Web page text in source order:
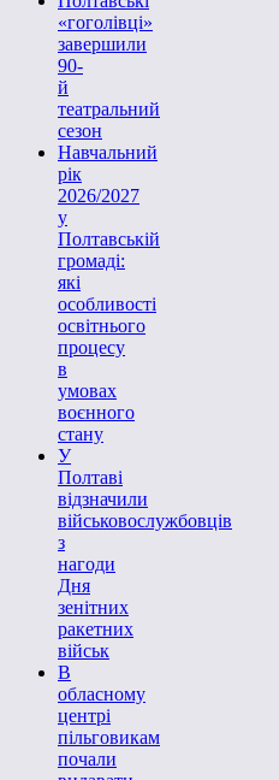
«гоголівці»
завершили
90-
й
театральний
сезон
Навчальний
рік
2026/2027
у
Полтавській
громаді:
які
особливості
освітнього
процесу
в
умовах
воєнного
стану
У
Полтаві
відзначили
військовослужбовців
з
нагоди
Дня
зенітних
ракетних
військ
В
обласному
центрі
пільговикам
почали